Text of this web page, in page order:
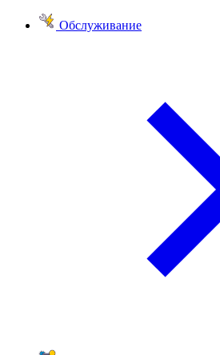
Обслуживание